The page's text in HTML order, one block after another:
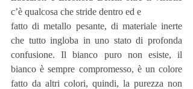
c’è qualcosa che stride dentro ed e
fatto di metallo pesante, di materiale inerte
che tutto ingloba in uno stato di profonda
confusione. Il bianco puro non esiste, il
bianco è sempre compromesso, è un colore
fatto da altri colori, quindi, la purezza non